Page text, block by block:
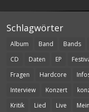
Schlagwörter
Album Band Bands
CD
Daten EP
Fragen
Hardcore
Interview
Konzert
Kritik
Lied Live